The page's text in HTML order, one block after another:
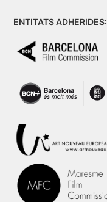
ENTITATS ADHERIDES: